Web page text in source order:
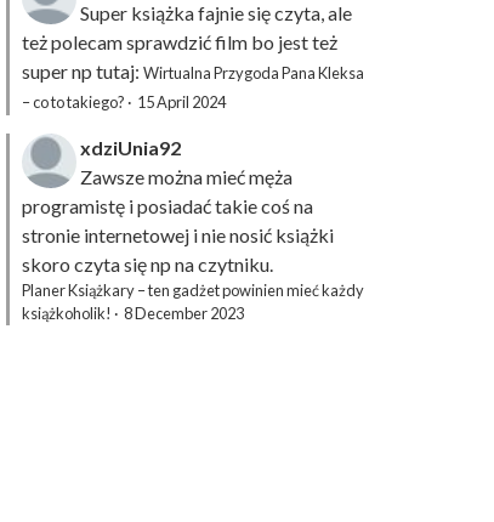
Super książka fajnie się czyta, ale
też polecam sprawdzić film bo jest też
super np tutaj: Wirtualna Przygoda Pana Kleksa
– co to takiego? · 15 April 2024
xdziUnia92
Zawsze można mieć męża
programistę i posiadać takie coś na
stronie internetowej i nie nosić książki
skoro czyta się np na czytniku.
Planer Książkary – ten gadżet powinien mieć każdy
książkoholik! · 8 December 2023